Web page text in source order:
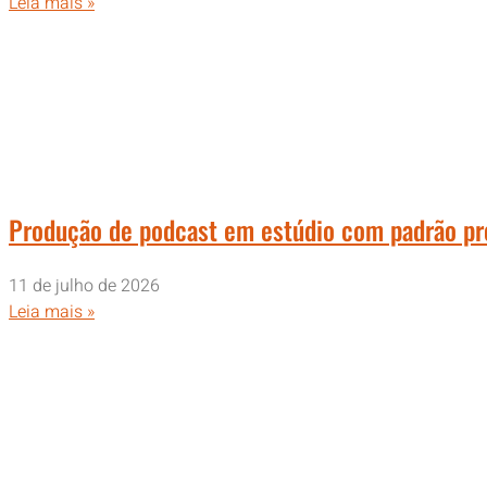
Produção de podcast em estúdio com padrão
11 de julho de 2026
Leia mais »